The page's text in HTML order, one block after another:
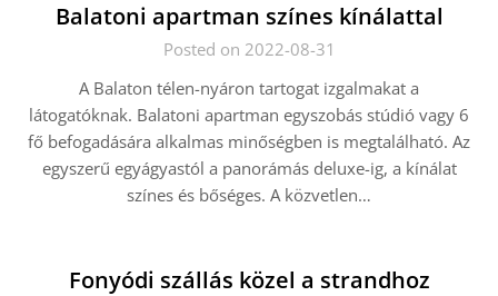
Balatoni apartman színes kínálattal
Posted on 2022-08-31
A Balaton télen-nyáron tartogat izgalmakat a
látogatóknak. Balatoni apartman egyszobás stúdió vagy 6
fő befogadására alkalmas minőségben is megtalálható. Az
egyszerű egyágyastól a panorámás deluxe-ig, a kínálat
színes és bőséges. A közvetlen…
Fonyódi szállás közel a strandhoz